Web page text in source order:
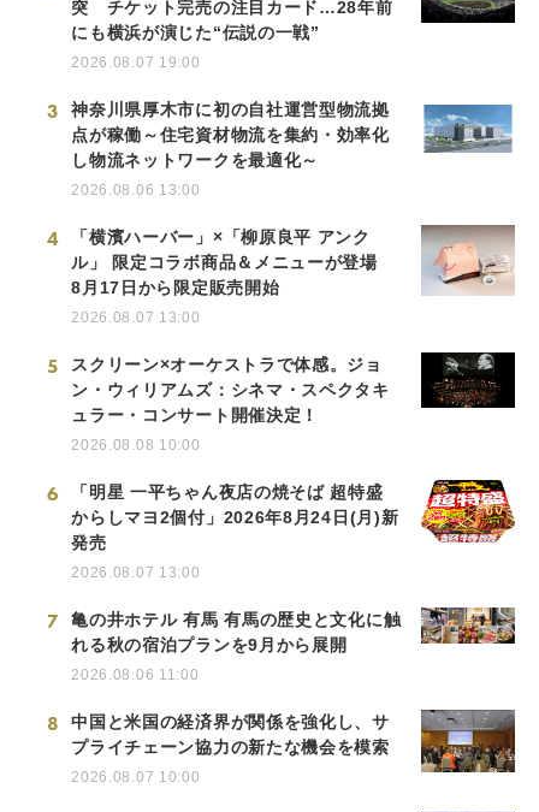
突 チケット完売の注目カード…28年前
にも横浜が演じた“伝説の一戦”
2026.08.07 19:00
3
神奈川県厚木市に初の自社運営型物流拠
点が稼働～住宅資材物流を集約・効率化
し物流ネットワークを最適化～
2026.08.06 13:00
4
「横濱ハーバー」×「柳原良平 アンク
ル」 限定コラボ商品＆メニューが登場
8月17日から限定販売開始
2026.08.07 13:00
5
スクリーン×オーケストラで体感。ジョ
ン・ウィリアムズ：シネマ・スペクタキ
ュラー・コンサート開催決定！
2026.08.08 10:00
6
「明星 一平ちゃん夜店の焼そば 超特盛
からしマヨ2個付」2026年8月24日(月)新
発売
2026.08.07 13:00
7
亀の井ホテル 有馬 有馬の歴史と文化に触
れる秋の宿泊プランを9月から展開
2026.08.06 11:00
8
中国と米国の経済界が関係を強化し、サ
プライチェーン協力の新たな機会を模索
2026.08.07 10:00